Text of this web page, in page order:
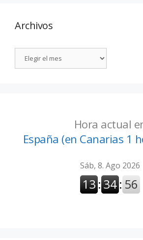
Archivos
Hora actual
España (en Canarias 1